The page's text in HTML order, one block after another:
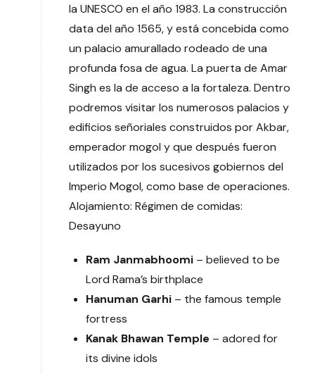
la UNESCO en el año 1983. La construcción
data del año 1565, y está concebida como
un palacio amurallado rodeado de una
profunda fosa de agua. La puerta de Amar
Singh es la de acceso a la fortaleza. Dentro
podremos visitar los numerosos palacios y
edificios señoriales construidos por Akbar,
emperador mogol y que después fueron
utilizados por los sucesivos gobiernos del
Imperio Mogol, como base de operaciones.
Alojamiento: Régimen de comidas:
Desayuno
Ram Janmabhoomi – believed to be
Lord Rama’s birthplace
Hanuman Garhi – the famous temple
fortress
Kanak Bhawan Temple – adored for
its divine idols